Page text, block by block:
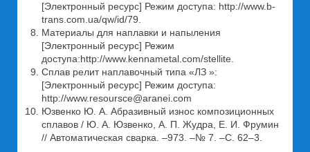
[Электронный ресурс] Режим доступа: http://www.b-
trans.com.ua/qw/id/79.
Материалы для наплавки и напыления
[Электронный ресурс] Режим
доступа:http://www.kennametal.com/stellite.
Сплав релит наплавочный типа «ЛЗ »:
[Электронный ресурс] Режим доступа:
http://www.resoursce@aranei.com
Юзвенко Ю. А. Абразивный износ композиционных
сплавов / Ю. А. Юзвенко, А. П. Жудра, Е. И. Фрумин
// Автоматическая сварка. –973. –№ 7. –С. 62–3.